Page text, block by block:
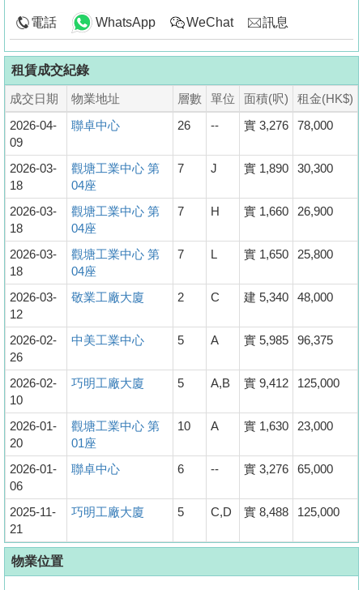
電話 WhatsApp WeChat 訊息
租賃成交紀錄
成交日期 物業地址 層數 單位 面積(呎)
租金(HK$)
2026-04-
09
聯卓中心 26 -- 實 3,276 78,000
2026-03-
18
觀塘工業中心 第
04座
7 J 實 1,890 30,300
2026-03-
18
觀塘工業中心 第
04座
7 H 實 1,660 26,900
2026-03-
18
觀塘工業中心 第
04座
7 L 實 1,650 25,800
2026-03-
12
敬業工廠大廈 2 C 建 5,340 48,000
2026-02-
26
中美工業中心 5 A 實 5,985 96,375
2026-02-
10
巧明工廠大廈 5 A,B 實 9,412 125,000
2026-01-
20
觀塘工業中心 第
01座
10 A 實 1,630 23,000
2026-01-
06
聯卓中心 6 -- 實 3,276 65,000
2025-11-
21
巧明工廠大廈 5 C,D 實 8,488 125,000
物業位置